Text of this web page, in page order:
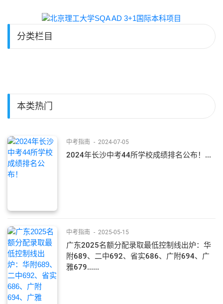
分类栏目
本类热门
中考指南 - 2024-07-05
2024年长沙中考44所学校成绩排名公布！...
中考指南 - 2025-05-15
广东2025名额分配录取最低控制线出炉：华
附689、二中692、省实686、广附694、广
雅679......